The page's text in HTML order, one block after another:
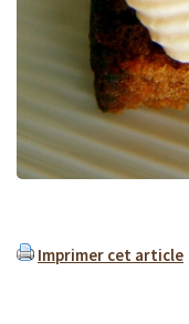
Imprimer cet article